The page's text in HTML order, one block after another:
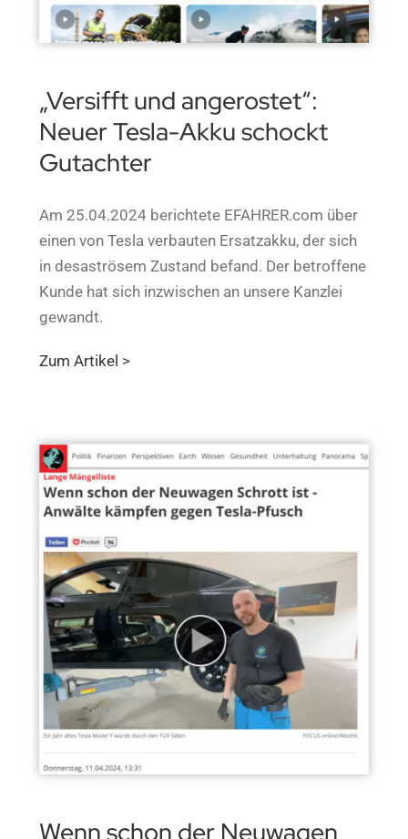
„Versifft und angerostet“:
Neuer Tesla-Akku schockt
Gutachter
Am 25.04.2024 berichtete EFAHRER.com über
einen von Tesla verbauten Ersatzakku, der sich
in desaströsem Zustand befand. Der betroffene
Kunde hat sich inzwischen an unsere Kanzlei
gewandt.
Zum Artikel >
Wenn schon der Neuwagen